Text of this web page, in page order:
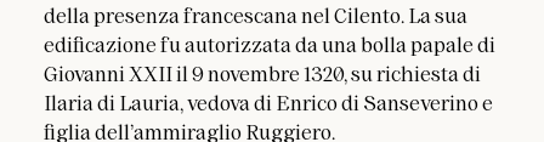
della presenza francescana nel Cilento. La sua
edificazione fu autorizzata da una bolla papale di
Giovanni XXII il 9 novembre 1320, su richiesta di
Ilaria di Lauria, vedova di Enrico di Sanseverino e
figlia dell’ammiraglio Ruggiero.